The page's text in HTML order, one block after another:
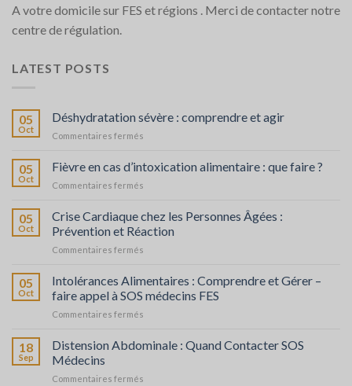
A votre domicile sur FES et régions . Merci de contacter notre
centre de régulation.
LATEST POSTS
05
Oct
Déshydratation sévère : comprendre et agir
Commentaires fermés
sévère
:
agir
05
Oct
Fièvre en cas d’intoxication alimentaire : que faire ?
Commentaires fermés
en
cas
d’intoxication
que
faire
05
Oct
Crise Cardiaque chez les Personnes Âgées :
Prévention et Réaction
Commentaires fermés
Cardiaque
chez
les
:
05
Oct
Intolérances Alimentaires : Comprendre et Gérer –
faire appel à SOS médecins FES
Commentaires fermés
Alimentaires
:
18
Sep
Distension Abdominale : Quand Contacter SOS
Médecins
Commentaires fermés